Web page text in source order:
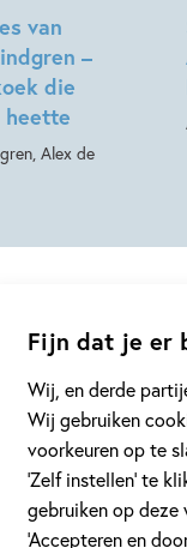
Fijn dat je er
Wij, en derde
Wij gebruiken
voorkeuren op te
‘Zelf instellen’ te
gebruiken op deze
‘Accepteren en
van
–
die
heette
Alex de